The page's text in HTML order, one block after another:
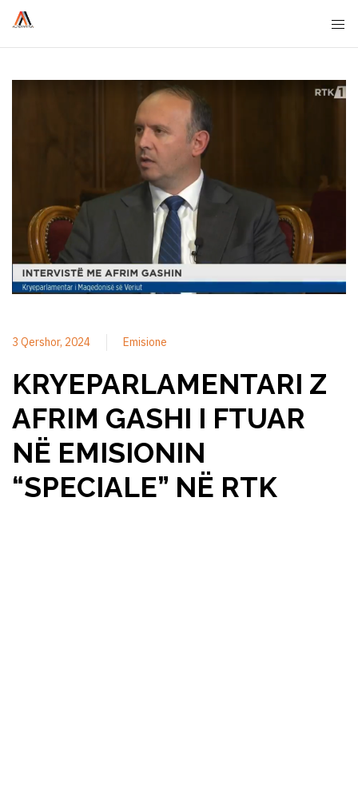
3 Qershor, 2024 Emisione
KRYEPARLAMENTARI Z
AFRIM GASHI I FTUAR
NË EMISIONIN
“SPECIALE” NË RTK